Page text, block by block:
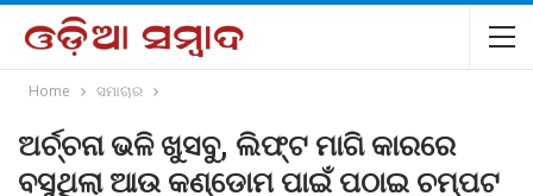
Home ସମାଚାର
ଅର୍ଚ୍ଚନା ଭଳି ଖୁସବୁ, ଲିଫ୍ଟ ମାଗି କାରରେ
ବସୁଥିଲା ଆଉ କଣ୍ଡୋମ ପାଇଁ ପଠାଇ ଚମ୍ପଟ